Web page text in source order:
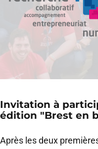
Invitation à
édition "Brest en
Après les deux